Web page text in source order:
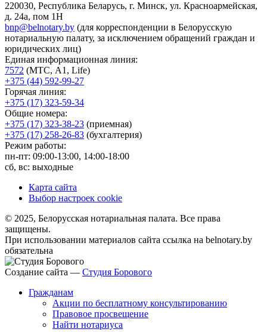
220030, Республика Беларусь, г. Минск, ул. Красноармейская,
д. 24а, пом 1Н
bnp@belnotary.by (для корреспонденции в Белорусскую
нотариальную палату, за исключением обращений граждан и
юридических лиц)
Единая информационная линия:
7572 (МТС, A1, Life)
+375 (44) 592-99-27
Горячая линия:
+375 (17) 323-59-34
Общие номера:
+375 (17) 323-38-23 (приемная)
+375 (17) 258-26-83 (бухгалтерия)
Режим работы:
пн-пт: 09:00-13:00, 14:00-18:00
сб, вс: выходные
Карта сайта
Выбор настроек cookie
© 2025, Белорусская нотариальная палата. Все права
защищены.
При использовании материалов сайта ссылка на belnotary.by
обязательна
Создание сайта — Студия Борового
Гражданам
Акции по бесплатному консультированию
Правовое просвещение
Найти нотариуса